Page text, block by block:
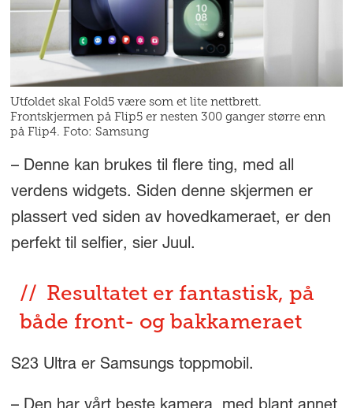
Utfoldet skal Fold5 være som et lite nettbrett.
Frontskjermen på Flip5 er nesten 300 ganger større enn
på Flip4. Foto: Samsung
– Denne kan brukes til flere ting, med all
verdens widgets. Siden denne skjermen er
plassert ved siden av hovedkameraet, er den
perfekt til selfier, sier Juul.
Resultatet er fantastisk, på
både front- og bakkameraet
S23 Ultra er Samsungs toppmobil.